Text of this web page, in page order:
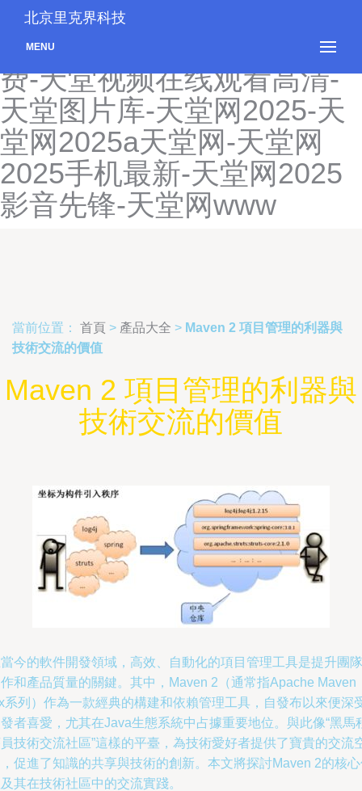
天堂国产一区二区三区-天堂
社区精东影业-天堂视频免
费-天堂视频在线观看高清-
天堂图片库-天堂网2025-天
堂网2025a天堂网-天堂网
2025手机最新-天堂网2025
影音先锋-天堂网www
北京里克界科技
MENU
當前位置： 首頁 > 產品大全 > Maven 2 項目管理的利器與
技術交流的價值
Maven 2 項目管理的利器與
技術交流的價值
今的軟件開發領域，高效、自動化的項目管理工具是提升團隊
和產品質量的關鍵。其中，Maven 2（通常指Apache Maven
系列）作為一款經典的構建和依賴管理工具，自發布以來便深
者喜愛，尤其在Java生態系統中占據重要地位。與此像“黑馬
技術交流社區”這樣的平臺，為技術愛好者提供了寶貴的交流
促進了知識的共享與技術的創新。本文將探討Maven 2的核
其在技術社區中的交流實踐。